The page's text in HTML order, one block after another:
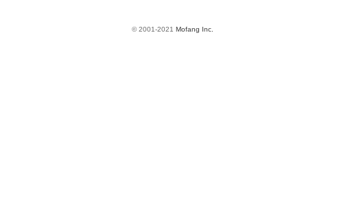
© 2001-2021 Mofang Inc.